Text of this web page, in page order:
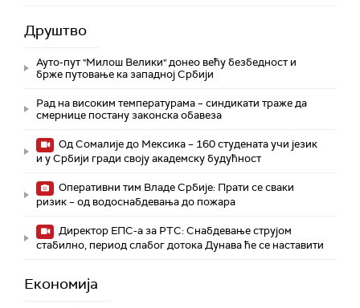
Друштво
Ауто-пут "Милош Велики" донео већу безбедност и
брже путовање ка западној Србији
Рад на високим температурама – синдикати траже да
смернице постану законска обавеза
Од Сомалије до Мексика – 160 студената учи језик
и у Србији гради своју академску будућност
Оперативни тим Владе Србије: Прати се сваки
ризик – од водоснабдевања до пожара
Директор ЕПС-а за РТС: Снабдевање струјом
стабилно, период слабог дотока Дунава ће се наставити
Економија